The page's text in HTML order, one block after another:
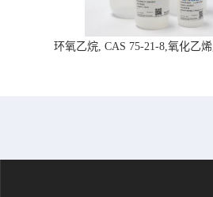
环氧乙烷, CAS 75-21-8,氧化乙